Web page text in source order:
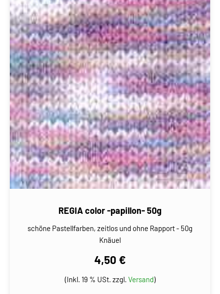
REGIA color -papillon- 50g
schöne Pastellfarben, zeitlos und ohne Rapport - 50g
Knäuel
4,50 €
(Inkl. 19 % USt. zzgl. Versand)